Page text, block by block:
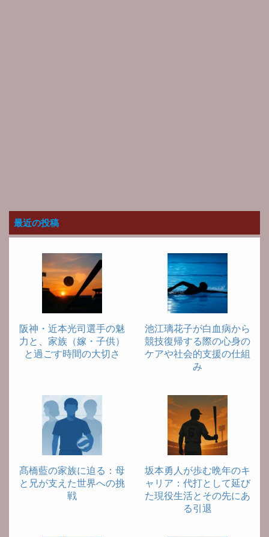
最近の投稿
阪神・近本光司選手の魅
力と、家族（嫁・子供）
と過ごす時間の大切さ
池江璃花子が白血病から
競技復帰する際の心身の
ケアや社会的支援の仕組
み
髙橋藍の家族に迫る：母
と兄が支えた世界への挑
戦
坂本勇人が歩む晩年のキ
ャリア：代打として延び
た現役生活とその先にあ
る引退